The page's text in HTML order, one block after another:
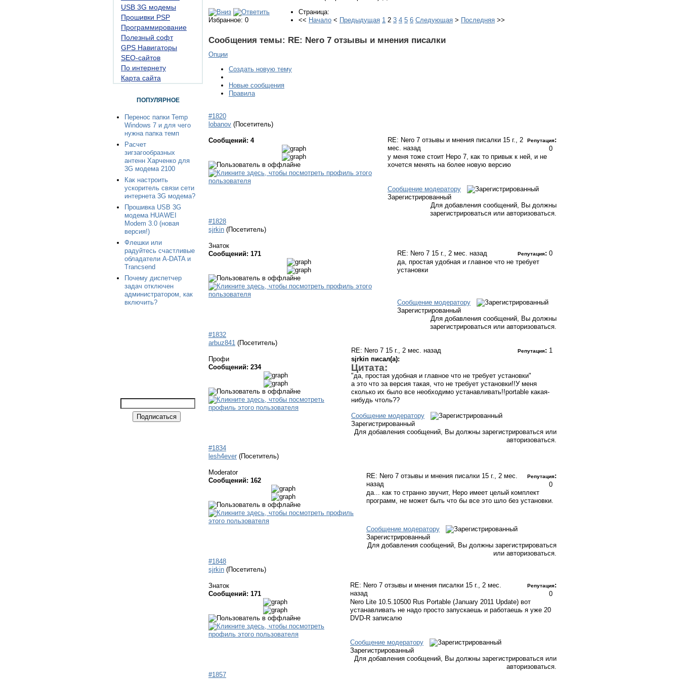
USB 3G модемы
Прошивки PSP
Программирование
Полезный софт
GPS Навигаторы
SEO-сайтов
По интернету
Карта сайта
ПОПУЛЯРНОЕ
Перенос папки Temp
Windows 7 и для чего
нужна папка темп
Расчет
зигзагообразных
антенн Харченко для
3G модема 2100
Как настроить
ускоритель связи сети
интернета 3G модема?
Прошивка USB 3G
модема HUAWEI
Modem 3.0 (новая
версия!)
Флешки или
радуйтесь счастливые
обладатели A-DATA и
Trancsend
Почему диспетчер
задач отключен
администратором, как
включить?
Избранное: 0
Страница:
<< Начало < Предыдущая 1 2 3 4 5 6 Следующая > Последняя >>
Сообщения темы: RE: Nero 7 отзывы и мнения писалки
Опции
Создать новую тему
Новые сообщения
Правила
#1820
lobanov (Посетитель)
Сообщений: 4 RE: Nero 7 отзывы и мнения писалки 15 г., 2
мес. назад
Репутация:
0
у меня тоже стоит Неро 7, как то привык к ней, и не
хочется менять на более новую версию
Сообщение модератору
Зарегистрированный
Для добавления сообщений, Вы должны
зарегистрироваться или авторизоваться.
#1828
sjrkin (Посетитель)
Знаток
Сообщений: 171
RE: Nero 7 15 г., 2 мес. назад Репутация: 0
да, простая удобная и главное что не требует
установки
Сообщение модератору
Зарегистрированный
Для добавления сообщений, Вы должны
зарегистрироваться или авторизоваться.
#1832
arbuz841 (Посетитель)
Профи
Сообщений: 234
RE: Nero 7 15 г., 2 мес. назад Репутация: 1
sjrkin писал(а):
Цитата:
"да, простая удобная и главное что не требует установки"
а это что за версия такая, что не требует установки!!У меня
сколько их было все необходимо устанавливать!!portable какая-
нибудь чтоль??
Сообщение модератору
Зарегистрированный
Для добавления сообщений, Вы должны зарегистрироваться или
авторизоваться.
#1834
lesh4ever (Посетитель)
Moderator
Сообщений: 162
RE: Nero 7 отзывы и мнения писалки 15 г., 2 мес.
назад
Репутация:
0
да... как то странно звучит, Неро имеет целый комплект
программ, не может быть что бы все это шло без установки.
Сообщение модератору
Зарегистрированный
Для добавления сообщений, Вы должны зарегистрироваться
или авторизоваться.
#1848
sjrkin (Посетитель)
Знаток
Сообщений: 171
RE: Nero 7 отзывы и мнения писалки 15 г., 2 мес.
назад
Репутация:
0
Nero Lite 10.5.10500 Rus Portable (January 2011 Update) вот
устанавливать не надо просто запускаешь и работаешь я уже 20
DVD-R записалю
Сообщение модератору
Зарегистрированный
Для добавления сообщений, Вы должны зарегистрироваться или
авторизоваться.
#1857